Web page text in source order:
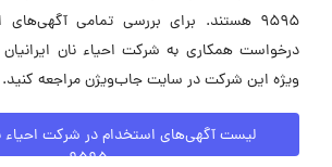
9595 هستند. برای بررسی تمامی
ویژه این شرکت در سایت جاب‌ویژن مراجعه کنید.
لیست آگهی‌های استخدام در شرکت احیاء
9595